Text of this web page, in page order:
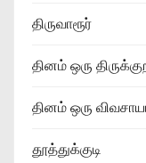
திருவாரூர்
தினம் ஒரு
தினம் ஒரு
தூத்துக்குடி